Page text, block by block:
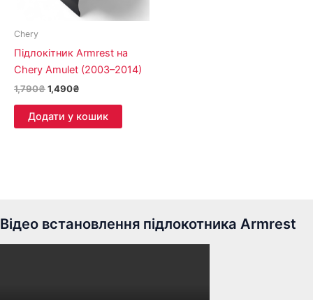
Chery
Підлокітник Armrest на
Chery Amulet (2003–2014)
1,790₴1,490₴
Додати у кошик
Відео встановлення підлокотника Armrest